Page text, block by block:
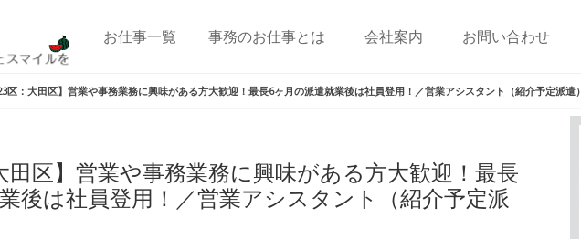
お仕事一覧 事務のお仕事とは 会社案内 お問い合わせ
区：大田区】営業や事務業務に興味がある方大歓迎！最長6ヶ月の派遣就業後は社員登用！／営業アシスタント（紹介予定派遣）
田区】営業や事務業務に興味がある方大歓迎！最長
後は社員登用！／営業アシスタント（紹介予定派